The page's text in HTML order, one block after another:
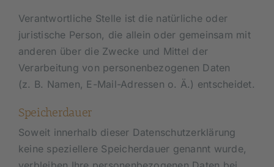
Verantwortliche Stelle ist die natürliche oder
juristische Person, die allein oder gemeinsam mit
anderen über die Zwecke und Mittel der
Verarbeitung von personenbezogenen Daten
(z. B. Namen, E-Mail-Adressen o. Ä.) entscheidet.
Speicherdauer
Soweit innerhalb dieser Datenschutzerklärung
keine speziellere Speicherdauer genannt wurde,